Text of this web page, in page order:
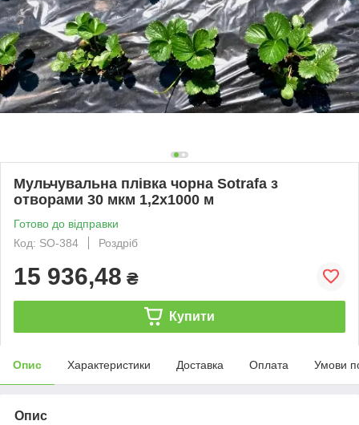
Мульчувальна плівка чорна Sotrafa з
отворами 30 мкм 1,2х1000 м
Готово до відправки
Код: SO-384
Роздріб
15 936,48 ₴
Купити
Опис Характеристики Доставка Оплата Умови
Опис